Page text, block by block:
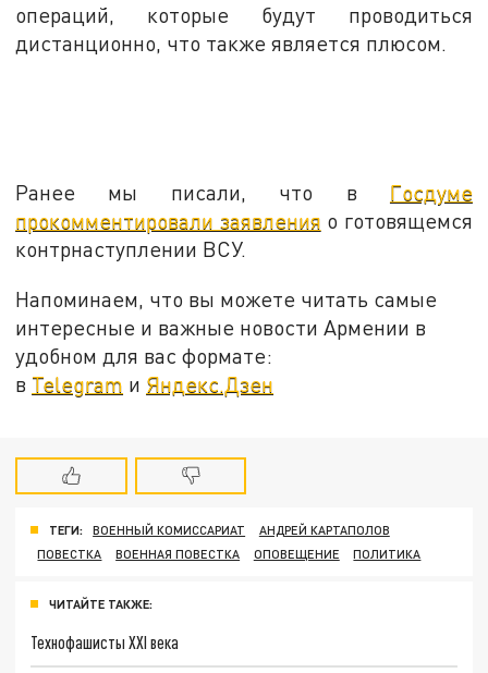
операций, которые будут проводиться
дистанционно, что также является плюсом.
Ранее мы писали, что в Госдуме
прокомментировали заявления о готовящемся
контрнаступлении ВСУ.
Напоминаем, что вы можете читать самые
интересные и важные новости Армении в
удобном для вас формате:
в Telegram и Яндекс.Дзен
ТЕГИ: ВОЕННЫЙ КОМИССАРИАТ
АНДРЕЙ КАРТАПОЛОВ
ПОВЕСТКА
ВОЕННАЯ ПОВЕСТКА ОПОВЕЩЕНИЕ ПОЛИТИКА
ЧИТАЙТЕ ТАКЖЕ:
Технофашисты XXI века